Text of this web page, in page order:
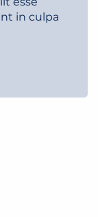
in culpa